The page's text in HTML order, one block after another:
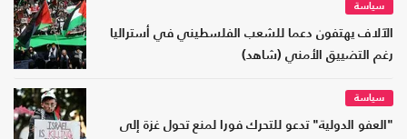
سياسة
الآلاف يهتفون دعما للشعب الفلسطيني في أستراليا
رغم التضييق الأمني (شاهد)
سياسة
"العفو الدولية" تدعو للتحرك فورا لمنع تحول غزة إلى